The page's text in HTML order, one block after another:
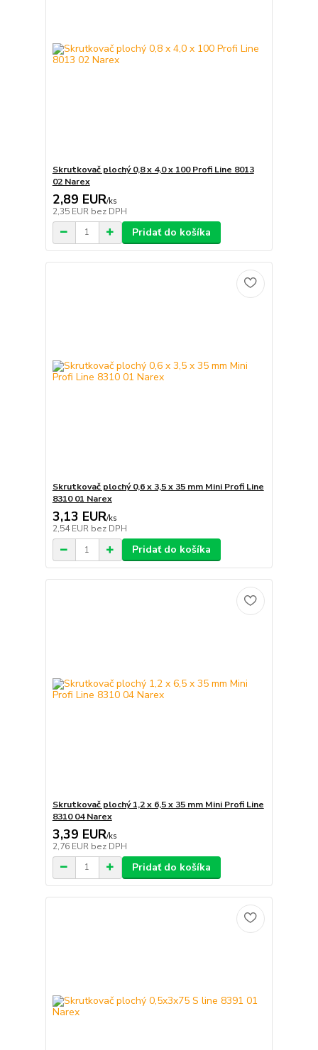
Skrutkovač plochý 0,8 x 4,0 x 100 Profi Line 8013
02 Narex
2,89 EUR/ks
2,35 EUR bez DPH
Pridať do košíka
Skrutkovač plochý 0,6 x 3,5 x 35 mm Mini Profi Line
8310 01 Narex
3,13 EUR/ks
2,54 EUR bez DPH
Pridať do košíka
Skrutkovač plochý 1,2 x 6,5 x 35 mm Mini Profi Line
8310 04 Narex
3,39 EUR/ks
2,76 EUR bez DPH
Pridať do košíka